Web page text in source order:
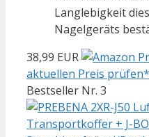
Langlebigkeit
Nagelgeräts
38,99 EUR
aktuellen Preis prüfen*
Bestseller Nr. 3